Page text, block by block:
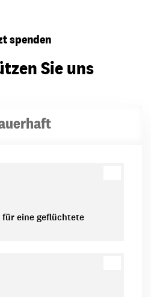
spenden
Sie uns
für eine geflüchtete